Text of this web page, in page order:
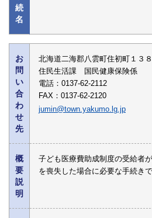
続
名
お
問
い
合
わ
せ
先
北海道二海郡八雲町住初町１３
住民生活課 国民健康保険係
電話：0137-62-2112
FAX：0137-62-2120
jumin@town.yakumo.lg.jp
概
要
説
明
子ども医療費助成制度の受給者
を喪失した場合に必要な手続きで